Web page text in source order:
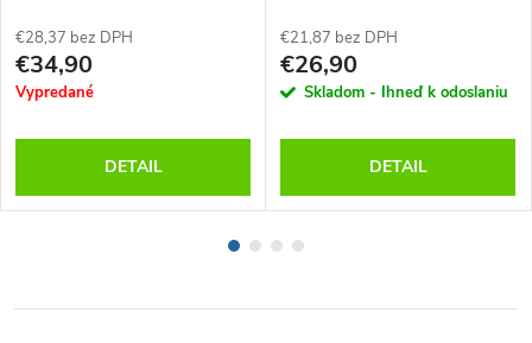
€28,37 bez DPH
€34,90
Vypredané
DETAIL
€21,87 bez DPH
€26,90
Skladom - Ihneď k odoslaniu
DETAIL